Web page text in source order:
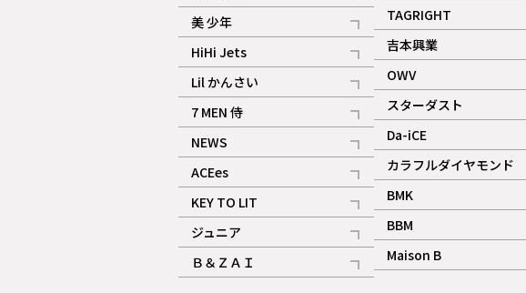
記事
美 少年
記事
HiHi Jets
記事
Lil かんさい
記事
7 MEN 侍
記事
NEWS
記事
ACEes
記事
KEY TO LIT
記事
ジュニア
記事
Ｂ＆ＺＡＩ
記事
記事
TAGRIGHT
記事
吉本興業
記事
OWV
記事
ギャラリー
スターダスト
記事
Da-iCE
記事
カラフルダイヤモンド
記事
BMK
記事
ギャラリー
BBM
記事
ギャラリー
Maison B
記事